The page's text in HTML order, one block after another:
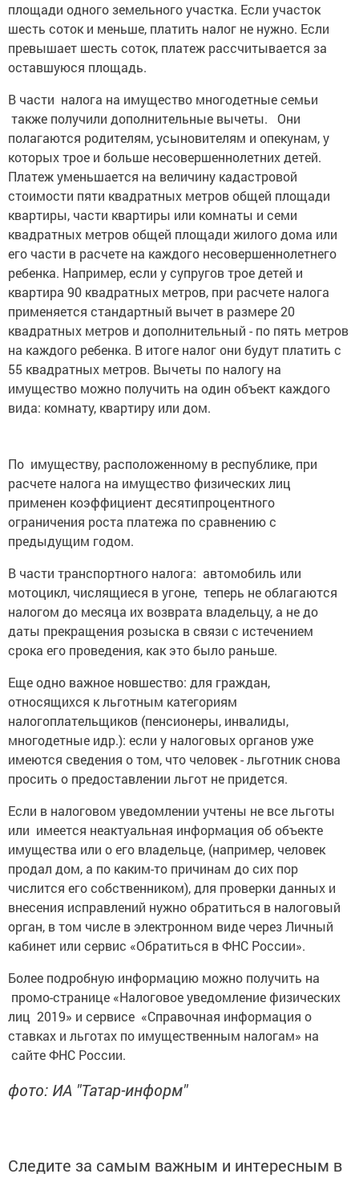
площади одного земельного участка. Если участок
шесть соток и меньше, платить налог не нужно. Если
превышает шесть соток, платеж рассчитывается за
оставшуюся площадь.
В части налога на имущество многодетные семьи
также получили дополнительные вычеты. Они
полагаются родителям, усыновителям и опекунам, у
которых трое и больше несовершеннолетних детей.
Платеж уменьшается на величину кадастровой
стоимости пяти квадратных метров общей площади
квартиры, части квартиры или комнаты и семи
квадратных метров общей площади жилого дома или
его части в расчете на каждого несовершеннолетнего
ребенка. Например, если у супругов трое детей и
квартира 90 квадратных метров, при расчете налога
применяется стандартный вычет в размере 20
квадратных метров и дополнительный - по пять метров
на каждого ребенка. В итоге налог они будут платить с
55 квадратных метров. Вычеты по налогу на
имущество можно получить на один объект каждого
вида: комнату, квартиру или дом.
По имуществу, расположенному в республике, при
расчете налога на имущество физических лиц
применен коэффициент десятипроцентного
ограничения роста платежа по сравнению с
предыдущим годом.
В части транспортного налога: автомобиль или
мотоцикл, числящиеся в угоне, теперь не облагаются
налогом до месяца их возврата владельцу, а не до
даты прекращения розыска в связи с истечением
срока его проведения, как это было раньше.
Еще одно важное новшество: для граждан,
относящихся к льготным категориям
налогоплательщиков (пенсионеры, инвалиды,
многодетные идр.): если у налоговых органов уже
имеются сведения о том, что человек - льготник снова
просить о предоставлении льгот не придется.
Если в налоговом уведомлении учтены не все льготы
или имеется неактуальная информация об объекте
имущества или о его владельце, (например, человек
продал дом, а по каким-то причинам до сих пор
числится его собственником), для проверки данных и
внесения исправлений нужно обратиться в налоговый
орган, в том числе в электронном виде через Личный
кабинет или сервис «Обратиться в ФНС России».
Более подробную информацию можно получить на
промо-странице «Налоговое уведомление физических
лиц 2019» и сервисе «Справочная информация о
ставках и льготах по имущественным налогам» на
сайте ФНС России.
фото: ИА "Татар-информ"
Следите за самым важным и интересным в